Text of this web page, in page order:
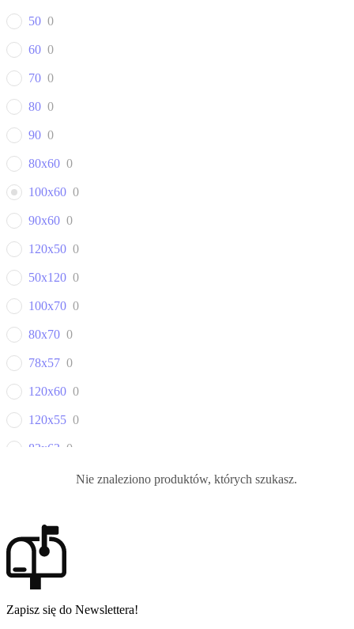
50 0
60 0
70 0
80 0
90 0
80x60 0
100x60 0
90x60 0
120x50 0
50x120 0
100x70 0
80x70 0
78x57 0
120x60 0
120x55 0
83x63 0
100X50
Nie znaleziono produktów, których szukasz.
Zapisz się do Newslettera!